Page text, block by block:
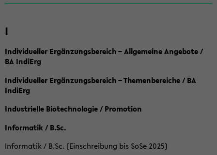
I
Individueller Ergänzungsbereich – Allgemeine Angebote /
BA IndiErg
Individueller Ergänzungsbereich – Themenbereiche / BA
IndiErg
Industrielle Biotechnologie / Promotion
Informatik / B.Sc.
Informatik / B.Sc. (Einschreibung bis SoSe 2025)